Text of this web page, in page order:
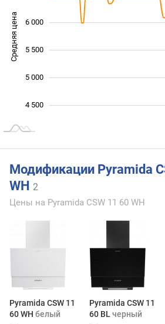
Средняя цена
4 500
5 000
5 500
6 000
Модификации Pyramida
WH 2
Цены на Pyramida CSW 11 60 WH
Pyramida CSW 11
60 WH белый
Pyramida CSW 11
60 BLчерный